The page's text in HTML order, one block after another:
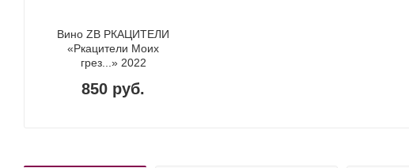
Вино ZB РКАЦИТЕЛИ
«Ркацители Моих
грез...» 2022
850 руб.